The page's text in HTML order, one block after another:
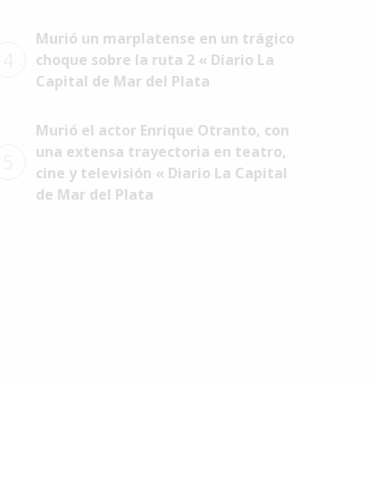
Murió un marplatense en un trágico
choque sobre la ruta 2 « Diario La
Capital de Mar del Plata
Murió el actor Enrique Otranto, con
una extensa trayectoria en teatro,
cine y televisión « Diario La Capital
de Mar del Plata